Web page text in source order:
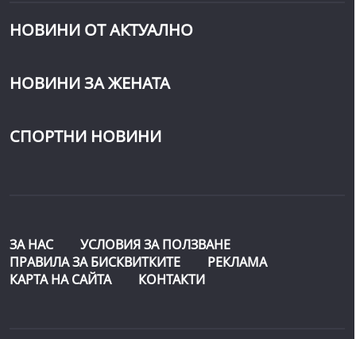
НОВИНИ ОТ АКТУАЛНО
НОВИНИ ЗА ЖЕНАТА
СПОРТНИ НОВИНИ
ЗА НАС
УСЛОВИЯ ЗА ПОЛЗВАНЕ
ПРАВИЛА ЗА БИСКВИТКИТЕ
РЕКЛАМА
КАРТА НА САЙТА
КОНТАКТИ